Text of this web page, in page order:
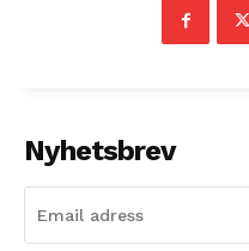
Nyhetsbrev